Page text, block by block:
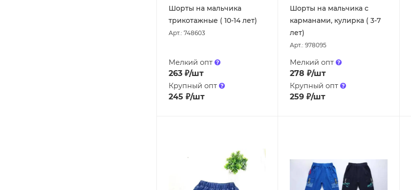
Шорты на мальчика
трикотажные ( 10-14 лет)
Арт.: 748603
Мелкий опт
263 ₽/шт
Крупный опт
245 ₽/шт
Шорты на мальчика с
карманами, кулирка ( 3-7
лет)
Арт.: 978095
Мелкий опт
278 ₽/шт
Крупный опт
259 ₽/шт